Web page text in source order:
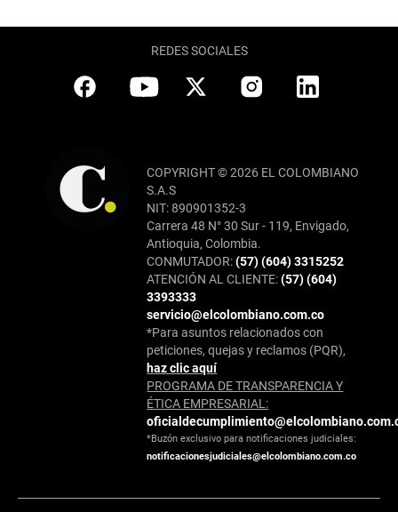
REDES SOCIALES
COPYRIGHT © 2026 EL COLOMBIANO
S.A.S
NIT: 890901352-3
Carrera 48 N° 30 Sur - 119, Envigado,
Antioquia, Colombia.
CONMUTADOR:(57) (604) 3315252
ATENCIÓN AL CLIENTE:(57) (604)
3393333
servicio@elcolombiano.com.co
*Para asuntos relacionados con
peticiones, quejas y reclamos (PQR),
haz clic aquí
PROGRAMA DE TRANSPARENCIA Y
ÉTICA EMPRESARIAL:
*Buzón exclusivo para notificaciones judiciales:
notificacionesjudiciales@elcolombiano.com.co